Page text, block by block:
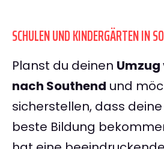
SCHULEN UND KINDERGÄRTEN IN
Planst du deinen Umzug
nach Southend und
sicherstellen, dass
beste Bildung